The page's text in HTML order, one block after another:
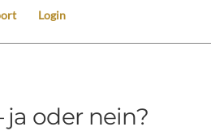
Login
oder nein?